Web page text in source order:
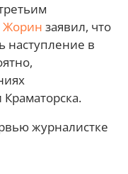
Жорин заявил, что
наступление в
журналистке